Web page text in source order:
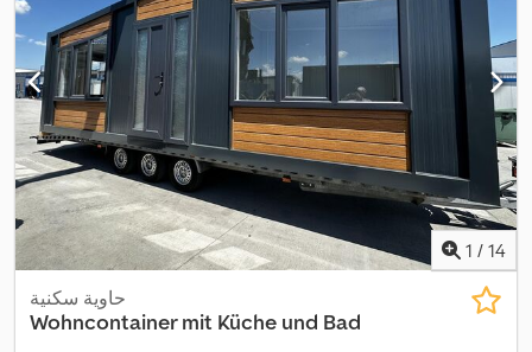
1 / 14
حاوية سكنية
Wohncontainer mit Küche und Bad